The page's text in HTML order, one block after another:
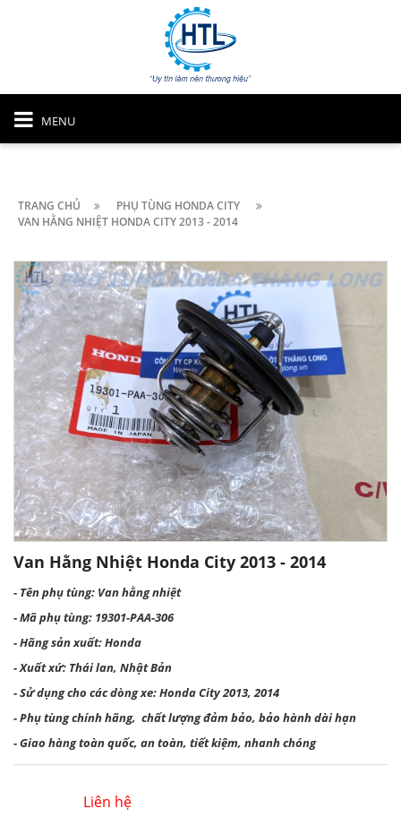
MENU
TRANG CHỦ
PHỤ TÙNG HONDA CITY
VAN HẰNG NHIỆT HONDA CITY 2013 - 2014
Van Hằng Nhiệt Honda City 2013 - 2014
- Tên phụ tùng: Van hằng nhiệt
- Mã phụ tùng: 19301-PAA-306
- Hãng sản xuất: Honda
- Xuất xứ: Thái lan, Nhật Bản
- Sử dụng cho các dòng xe: Honda City 2013, 2014
- Phụ tùng chính hãng, chất lượng đảm bảo, bảo hành dài hạn
- Giao hàng toàn quốc, an toàn, tiết kiệm, nhanh chóng
Liên hệ